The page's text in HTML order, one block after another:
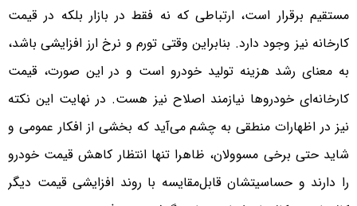
مستقیم برقرار است، ارتباطی که نه فقط در بازار بلکه در قیمت
کارخانه نیز وجود دارد. بنابراین وقتی تورم و نرخ ارز افزایشی باشد،
به معنای رشد هزینه تولید خودرو است و در این صورت، قیمت
کارخانه‌ای خودروها نیازمند اصلاح نیز هست. در نهایت این نکته
نیز در اظهارات منطقی به چشم می‌آید که بخشی از افکار عمومی و
شاید حتی برخی مسوولان، ظاهرا تنها انتظار کاهش قیمت خودرو
را دارند و حساسیتشان قابل‌مقایسه با روند افزایشی قیمت دیگر